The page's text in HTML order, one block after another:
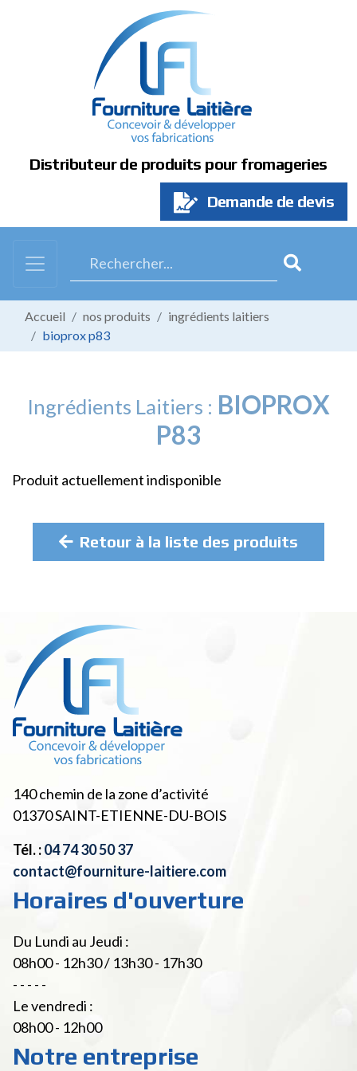
Distributeur de produits pour fromageries
Demande de devis
Accueil nos produits
ingrédients laitiers
bioprox p83
Ingrédients Laitiers : BIOPROX
P83
Produit actuellement indisponible
Retour à la liste des produits
140 chemin de la zone d’activité
01370SAINT-ETIENNE-DU-BOIS
Tél. :04 74 30 50 37
contact@fourniture-laitiere.com
Horaires d'ouverture
Du Lundi au Jeudi :
08h00 - 12h30 / 13h30 - 17h30
- - - - -
Le vendredi :
08h00 - 12h00
Notre entreprise
Panneau de gestion des cookies